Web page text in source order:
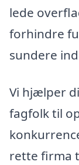
lede
forhindre
sundere
Vi hjælper
fagfolk til
rette firma